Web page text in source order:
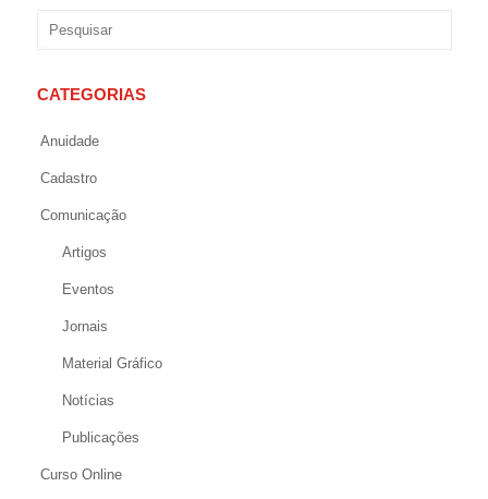
CATEGORIAS
Anuidade
Cadastro
Comunicação
Artigos
Eventos
Jornais
Material Gráfico
Notícias
Publicações
Curso Online